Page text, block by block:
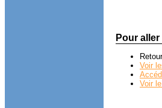
Pour
Voir
Voir